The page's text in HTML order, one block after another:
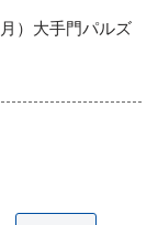
）大手門パルズ